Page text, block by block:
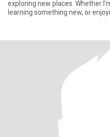
exploring new places. Whether
learning something new, or